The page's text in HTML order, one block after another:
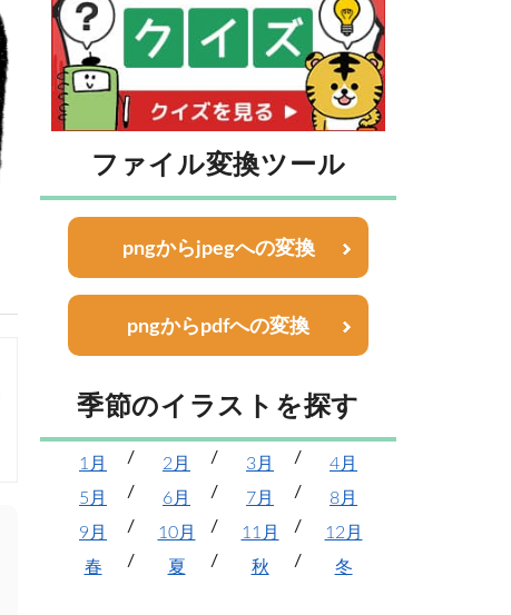
ファイル変換ツール
pngからjpegへの変換
pngからpdfへの変換
季節のイラストを探す
1月 2月 3月
4月
5月
6月 7月
8月
9月
10月 11月
12月
春
夏 秋 冬